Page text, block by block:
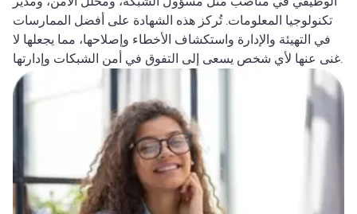
تكنولوجيا المعلومات. تُركز هذه الشهادة على أفضل الممارسات
في التهيئة والإدارة واستكشاف الأخطاء وإصلاحها، مما يجعلها لا
غنى عنها لأي شخص يسعى إلى التفوق في أمن الشبكات وإدارتها.